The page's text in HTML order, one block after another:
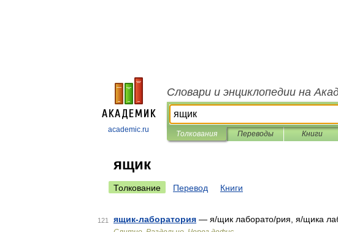
academic.ru
Словари и энциклопедии на
Толкования Переводы Книги
ящик
Толкование Перевод Книги
121 ящик-лаборатория — я/щик лаборато/рия, я/щика